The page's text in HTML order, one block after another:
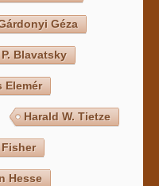
Géza
P. Blavatsky
Elemér
Harald W. Tietze
Hesse